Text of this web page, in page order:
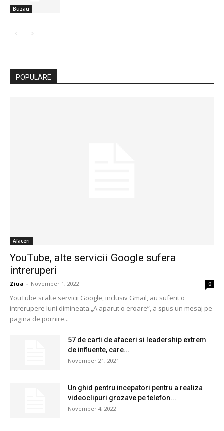
Buzau
POPULARE
Afaceri
YouTube, alte servicii Google sufera
intreruperi
Ziua - November 1, 2022 0
YouTube si alte servicii Google, inclusiv Gmail, au suferit o
intrerupere luni dimineata.„A aparut o eroare”, a spus un mesaj pe
pagina de pornire...
57 de carti de afaceri si leadership extrem
de influente, care...
November 21, 2021
Un ghid pentru incepatori pentru a realiza
videoclipuri grozave pe telefon...
November 4, 2022